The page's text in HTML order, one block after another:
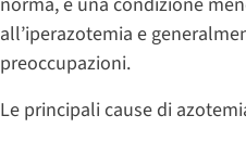
all’iperazotemia e
preoccupazioni.
Le principali cause di